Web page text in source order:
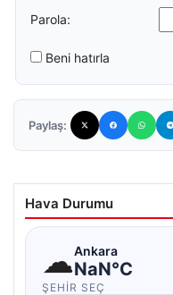
Parola:
Beni hatırla
Paylaş:
Hava Durumu
☁Ankara
NaN°C
ŞEHIR SEÇ